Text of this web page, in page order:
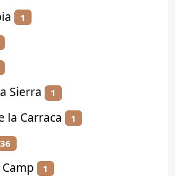
1
Sierra 1
la Carraca 1
36
1